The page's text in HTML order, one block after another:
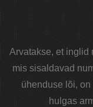
Arvatakse, et inglid
mis sisaldavad
ühenduse lõi,
hulgas